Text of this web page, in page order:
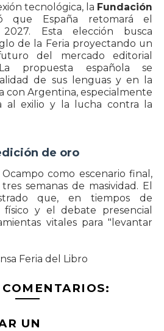
tecnológica, la Fundación
que España retomará el
Esta elección busca
de la Feria proyectando un
del mercado editorial
La propuesta española se
de sus lenguas y en la
con Argentina, especialmente
al exilio y la lucha contra la
de oro
como escenario final,
semanas de masividad. El
que, en tiempos de
y el debate presencial
vitales para "levantar
Feria del Libro
UN